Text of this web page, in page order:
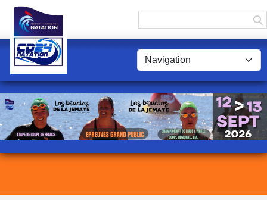
Panneau de gestion des cookies